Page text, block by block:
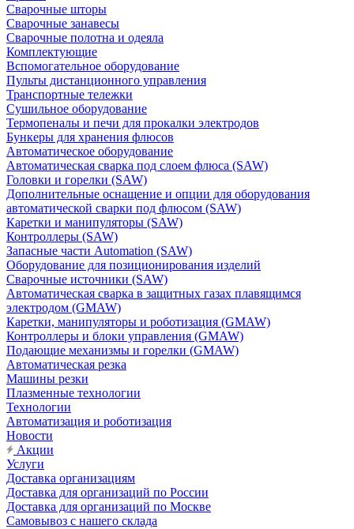
Сварочные шторы
Сварочные занавесы
Сварочные полотна и одеяла
Комплектующие
Вспомогательное оборудование
Пульты дистанционного управления
Транспортные тележки
Сушильное оборудование
Термопеналы и печи для прокалки электродов
Бункеры для хранения флюсов
Автоматическое оборудование
Автоматическая сварка под слоем флюса (SAW)
Головки и горелки (SAW)
Дополнительные оснащение и опции для оборудования
автоматической сварки под флюсом (SAW)
Каретки и манипуляторы (SAW)
Контроллеры (SAW)
Запасные части Automation (SAW)
Оборудование для позиционирования изделий
Сварочные источники (SAW)
Автоматическая сварка в защитных газах плавящимся
электродом (GMAW)
Каретки, манипуляторы и роботизация (GMAW)
Контроллеры и блоки управления (GMAW)
Подающие механизмы и горелки (GMAW)
Автоматическая резка
Машины резки
Плазменные технологии
Технологии
Автоматизация и роботизация
Новости
Акции
Услуги
Доставка организациям
Доставка для организаций по России
Доставка для организаций по Москве
Самовывоз с нашего склада